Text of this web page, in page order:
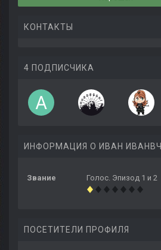
КОНТАКТЫ
4 ПОДПИСЧИКА
ИНФОРМАЦИЯ О ИВАН ИВАНВЧ
Звание Голос. Эпизод 1 и 2
ПОСЕТИТЕЛИ ПРОФИЛЯ